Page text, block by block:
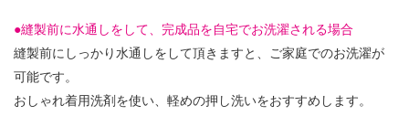
●縫製前に水通しをして、完成品を自宅でお洗濯される場合
縫製前にしっかり水通しをして頂きますと、ご家庭でのお洗濯が
可能です。
おしゃれ着用洗剤を使い、軽めの押し洗いをおすすめします。